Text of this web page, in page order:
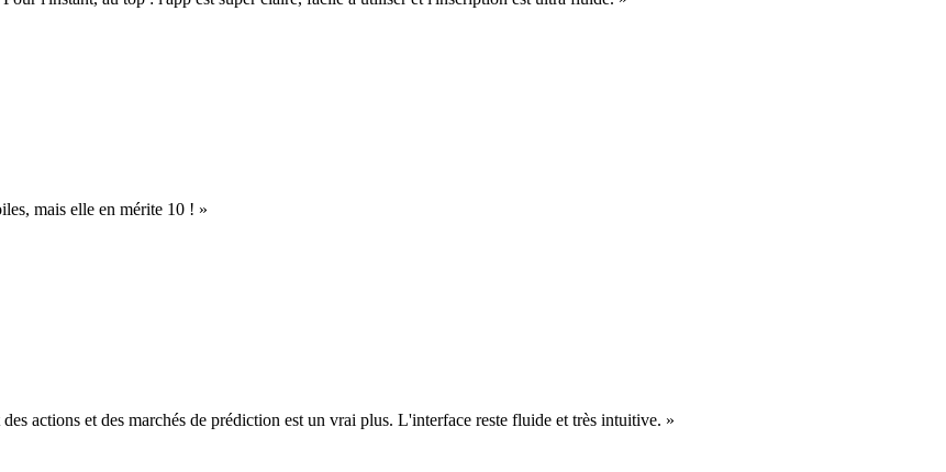
mais elle en mérite 10 ! »
actions et des marchés de prédiction est un vrai plus. L'interface reste fluide et très intuitive. »